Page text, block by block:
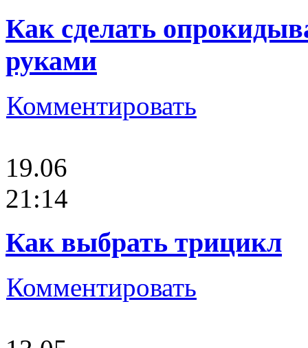
Как сделать
руками
Комментировать
19.06
21:14
Как выбрать трицикл
Комментировать